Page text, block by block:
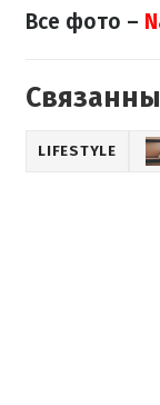
Все фото –
LIFESTYLE